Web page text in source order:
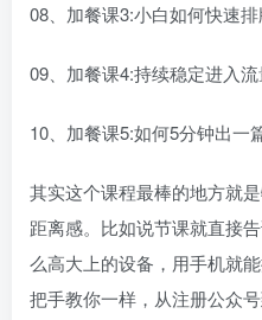
08、加餐课3:小白如何快速
09、加餐课4:持续稳定进入
10、加餐课5:如何5分钟出一
其实这个课程最棒的地方就
距离感。比如说节课就直接
么高大上的设备，用手机就
把手教你一样，从注册公众